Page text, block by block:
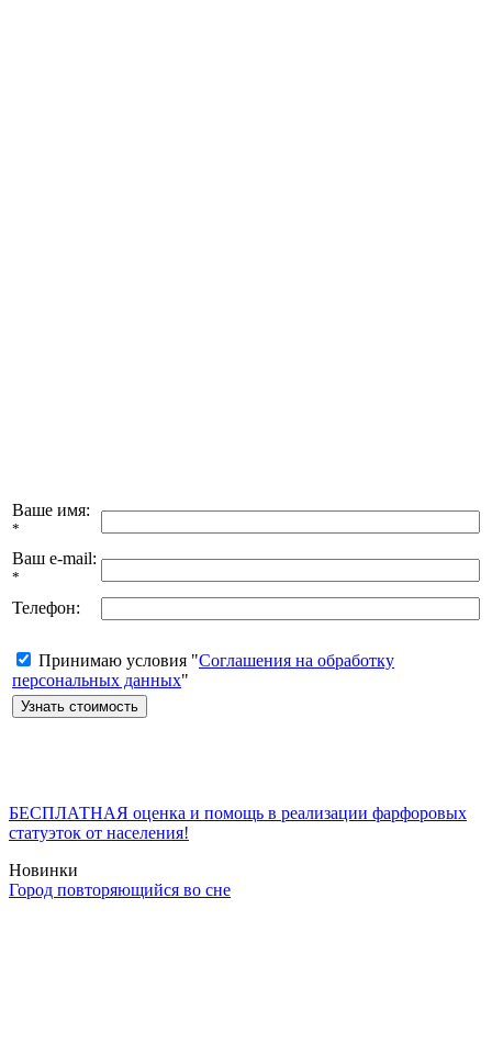
Ваше имя:
*
Ваш e-mail:
*
Телефон:
Принимаю условия "Соглашения на обработку
персональных данных"
БЕСПЛАТНАЯ оценка и помощь в реализации фарфоровых
статуэток от населения!
Новинки
Город повторяющийся во сне